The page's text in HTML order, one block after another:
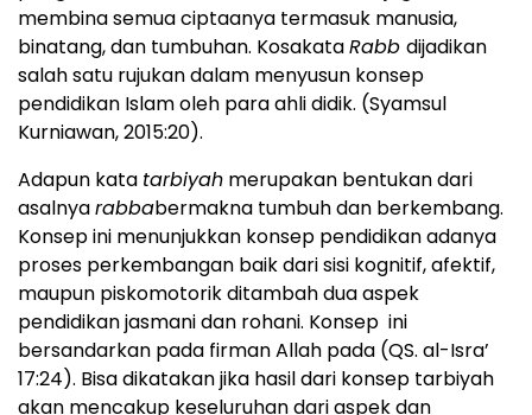
membina semua ciptaanya termasuk manusia,
binatang, dan tumbuhan. KosakataRabb dijadikan
salah satu rujukan dalam menyusun konsep
pendidikan Islam oleh para ahli didik. (Syamsul
Kurniawan, 2015:20).
Adapun kata tarbiyah merupakan bentukan dari
asalnyarabbabermakna tumbuh dan berkembang.
Konsep ini menunjukkan konsep pendidikan adanya
proses perkembangan baik dari sisi kognitif, afektif,
maupun piskomotorik ditambah dua aspek
pendidikan jasmani dan rohani. Konsep ini
bersandarkan pada firman Allah pada (QS. al-Isra’
17:24). Bisa dikatakan jika hasil dari konsep tarbiyah
akan mencakup keseluruhan dari aspek dan